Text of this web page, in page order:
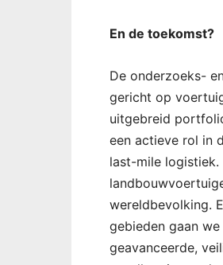
En de toekomst?
De onderzoeks-
gericht op
uitgebreid
een actieve rol in
last-mile
wereldbevolking.
gebieden gaan
geavanceerde,